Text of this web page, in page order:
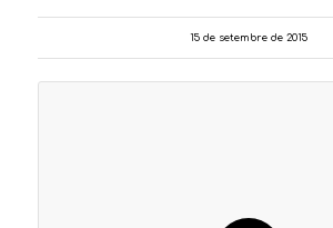
15 de setembre de 2015